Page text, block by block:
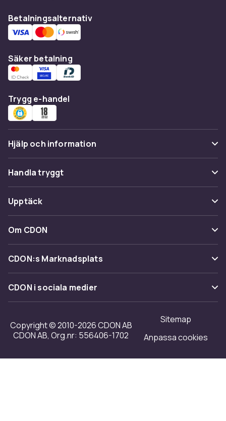
Betalningsalternativ
Säker betalning
Trygg e-handel
Hjälp och information
Vanliga frågor
Spåra paket
Ångra & Returnera här
Kundservice
Handla tryggt
Betalning
Leverans
Återkallelser
Upptäck
Kategorier
Varumärken
Shopit.se
Om CDON
Om oss
Kundrecensioner
Tillgänglighet
CDON:s Marknadsplats
Sälj på CDON
Bli affiliate
Regler & kvalitet
Merchant Help Center
CDON i sociala medier
Copyright © 2010-2026 CDON AB
CDON AB, Org.nr: 556406-1702
Sitemap
Anpassa cookies